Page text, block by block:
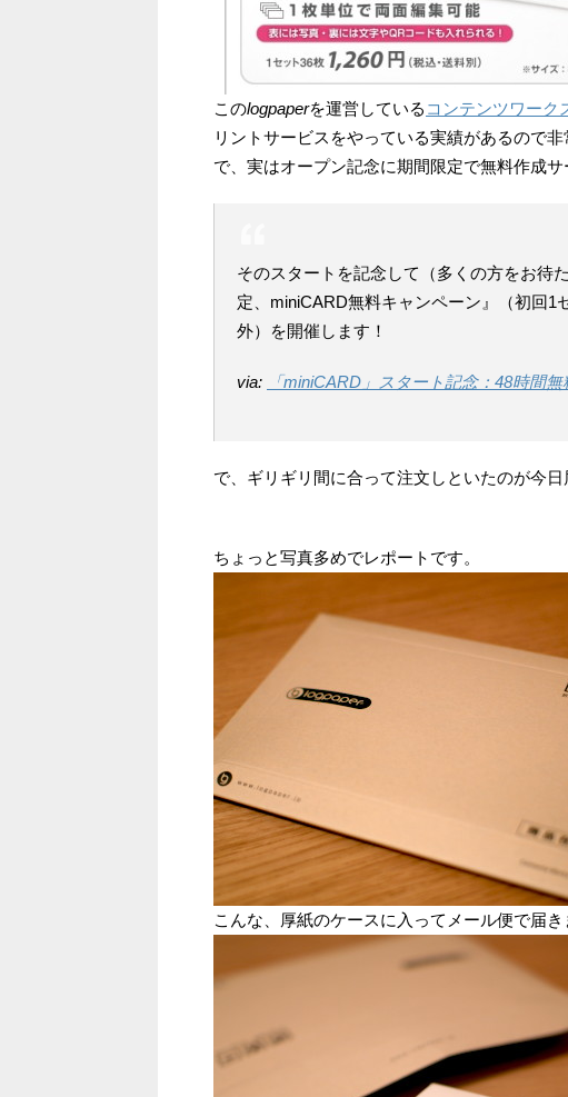
このlogpaperを運営している コンテンツワーク
リントサービスをやっている実績があるので非
で、実はオープン記念に期間限定で無料作成サ
そのスタートを記念して（多くの方をお待
定、miniCARD無料キャンペーン』（初回1
外）を開催します！
via: 「miniCARD」スタート記念：48時間
で、ギリギリ間に合って注文しといたのが今日
ちょっと写真多めでレポートです。
こんな、厚紙のケースに入ってメール便で届き